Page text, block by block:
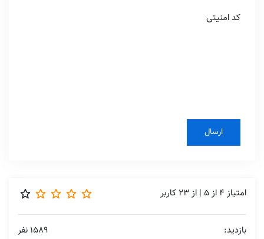
کد امنیتی
امتیاز 4 از5 | از23 کاربر
بازدید: 1589 نفر